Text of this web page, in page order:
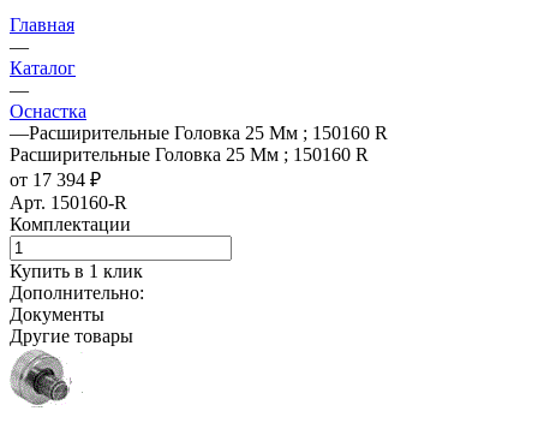
Главная
—
Каталог
—
Оснастка
—Расширительные Головка 25 Мм ; 150160 R
Расширительные Головка 25 Мм ; 150160 R
от 17 394 ₽
Арт. 150160-R
Комплектации
Купить в 1 клик
Дополнительно:
Документы
Другие товары